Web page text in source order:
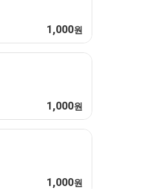
1,000원
1,000원
1,000원